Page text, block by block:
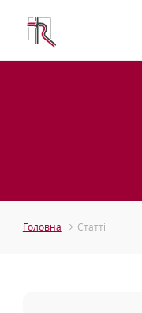
Головна Статті